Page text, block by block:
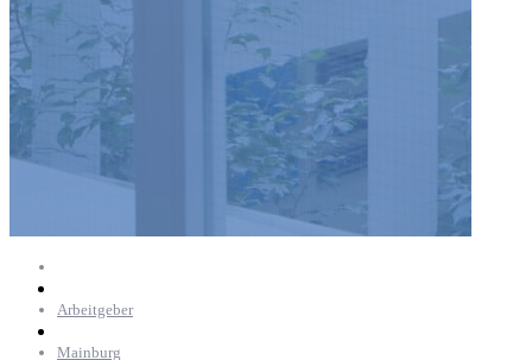
Arbeitgeber
Mainburg